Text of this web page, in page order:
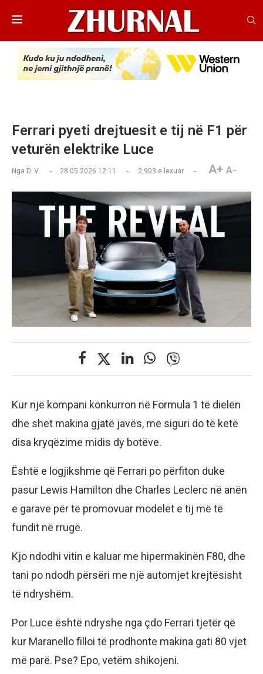
Ferrari pyeti drejtuesit e tij në F1 për
veturën elektrike Luce
Nga D. V. 28.05.2026 12:11 2,903 e lexuar A+ A-
Kur një kompani konkurron në Formula 1 të dielën
dhe shet makina gjatë javës, me siguri do të ketë
disa kryqëzime midis dy botëve.
Është e logjikshme që Ferrari po përfiton duke
pasur Lewis Hamilton dhe Charles Leclerc në anën
e garave për të promovuar modelet e tij më të
fundit në rrugë.
Kjo ndodhi vitin e kaluar me hipermakinën F80, dhe
tani po ndodh përsëri me një automjet krejtësisht
të ndryshëm.
Por Luce është ndryshe nga çdo Ferrari tjetër që
kur Maranello filloi të prodhonte makina gati 80 vjet
më parë. Pse? Epo, vetëm shikojeni.